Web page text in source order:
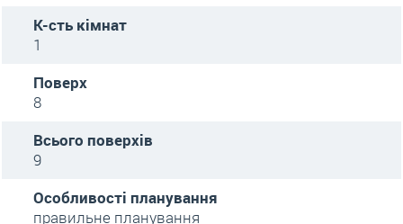
К-сть кімнат
1
Поверх
8
Всього поверхів
9
Особливості планування
правильне планування